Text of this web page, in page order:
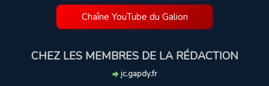
Chaîne YouTube du Galion
CHEZ LES MEMBRES DE LA RÉDACTION
jc.gapdy.fr